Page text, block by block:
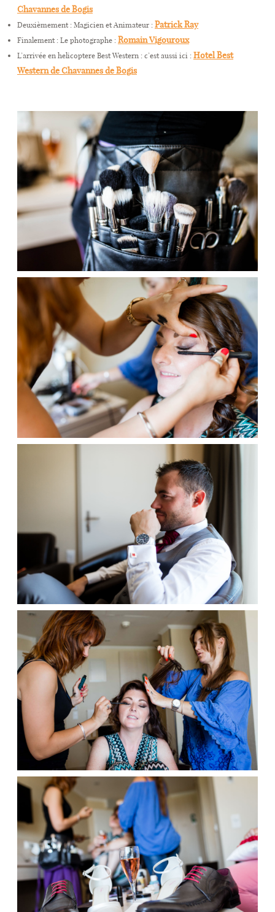
Chavannes de Bogis
Deuxièmement : Magicien et Animateur :Patrick Ray
Finalement : Le photographe :Romain Vigouroux
L’arrivée en helicoptere Best Western : c’est aussi ici :Hotel Best
Western de Chavannes de Bogis